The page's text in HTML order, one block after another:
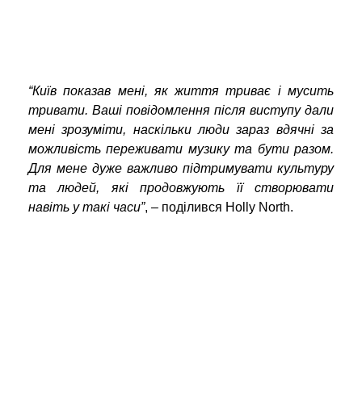
“Київ показав мені, як життя триває і мусить
тривати. Ваші повідомлення після виступу дали
мені зрозуміти, наскільки люди зараз вдячні за
можливість переживати музику та бути разом.
Для мене дуже важливо підтримувати культуру
та людей, які продовжують її створювати
навіть у такі часи”, – поділився Holly North.